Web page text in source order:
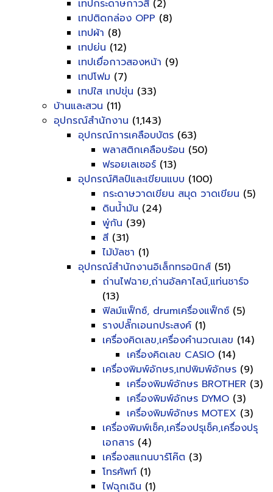
เทปกระดาษกาวสี (2)
เทปติดกล่อง OPP (8)
เทปผ้า (8)
เทปย่น (12)
เทปเยื่อกาวสองหน้า (9)
เทปโฟม (7)
เทปใส เทปขุ่น (33)
บ้านและสวน (11)
อุปกรณ์สำนักงาน (1,143)
อุปกรณ์การเคลือบบัตร (63)
พลาสติกเคลือบร้อน (50)
ฟรอยเลเซอร์ (13)
อุปกรณ์ศิลป์และเขียนแบบ (100)
กระดาษวาดเขียน สมุด วาดเขียน (5)
ดินน้ำมัน (24)
พู่กัน (39)
สี (31)
ไม้บัลชา (1)
อุปกรณ์สำนักงานอิเล็กทรอนิกส์ (51)
ถ่านไฟฉาย,ถ่านอัลคาไลน์,แท่นชาร์จ
(13)
ฟิลม์แฟ็กซ์, drumเครื่องแฟ็กซ์ (5)
รางปลั๊กเอนกประสงค์ (1)
เครื่องคิดเลข,เครื่องคำนวณเลข (14)
เครื่องคิดเลข CASIO (14)
เครื่องพิมพ์อักษร,เทปพิมพ์อักษร (9)
เครื่องพิมพ์อักษร BROTHER (3)
เครื่องพิมพ์อักษร DYMO (3)
เครื่องพิมพ์อักษร MOTEX (3)
เครื่องพิมพ์เช็ค,เครื่องปรุเช็ค,เครื่องปรุ
เอกสาร (4)
เครื่องสแกนบาร์โค๊ต (3)
โทรศัพท์ (1)
ไฟฉุกเฉิน (1)